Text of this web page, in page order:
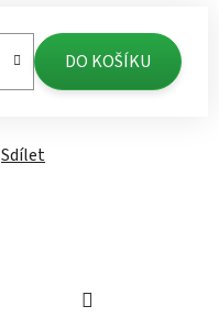
DO KOŠÍKU
Sdílet